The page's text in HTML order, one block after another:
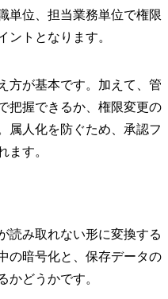
単位、担当業務単位で権限
ントとなります。
方が基本です。加えて、管
把握できるか、権限変更の
属人化を防ぐため、承認フ
ます。
読み取れない形に変換する
の暗号化と、保存データの
かどうかです。